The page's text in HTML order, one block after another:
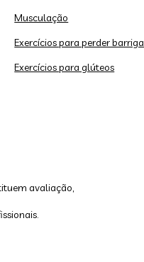
Musculação
Exercícios para perder barriga
Exercícios para glúteos
avaliação,